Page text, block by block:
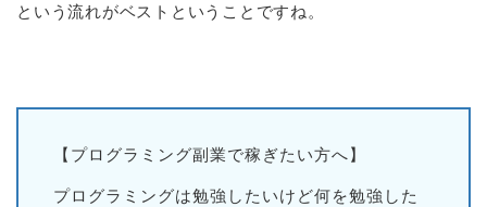
という流れがベストということですね。
【プログラミング副業で稼ぎたい方へ】
プログラミングは勉強したいけど何を勉強した